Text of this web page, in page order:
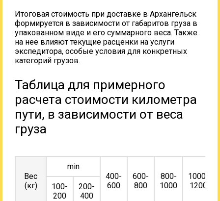
Итоговая стоимость при доставке в Архангельск
формируется в зависимости от габаритов груза в
упакованном виде и его суммарного веса. Также
на нее влияют текущие расценки на услуги
экспедитора, особые условия для конкретных
категорий грузов.
Таблица для примерного
расчета стоимости километра
пути, в зависимости от веса
груза
Вес
(кг)
min
400-
600
600-
800
800-
1000
1000-
1200
100-
200
200-
400